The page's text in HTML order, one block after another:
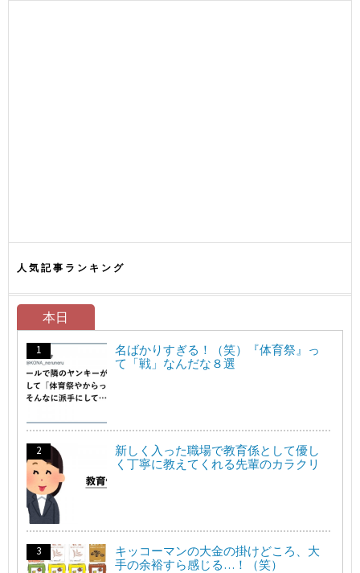
人気記事ランキング
本日
名ばかりすぎる！（笑）『体育祭』っ
て「戦」なんだな８選
新しく入った職場で教育係として優し
く丁寧に教えてくれる先輩のカラクリ
キッコーマンの大金の掛けどころ、大
手の余裕すら感じる…！（笑）